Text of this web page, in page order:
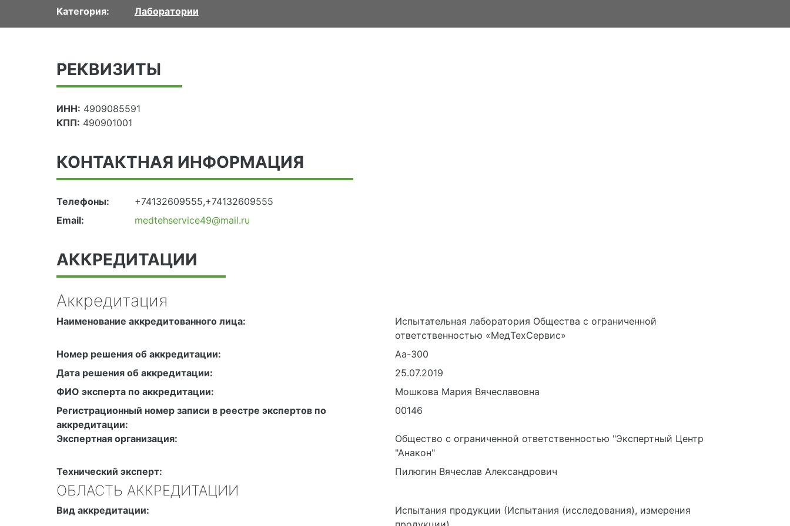
Категория: Лаборатории
РЕКВИЗИТЫ
ИНН: 4909085591
КПП: 490901001
КОНТАКТНАЯ ИНФОРМАЦИЯ
Телефоны:
+74132609555,+74132609555
Email:
medtehservice49@mail.ru
АККРЕДИТАЦИИ
Аккредитация
Наименование аккредитованного лица:
Испытательная лаборатория Общества с ограниченной
ответственностью «МедТехСервис»
Номер решения об аккредитации:
Аа-300
Дата решения об аккредитации:
25.07.2019
ФИО эксперта по аккредитации:
Мошкова Мария Вячеславовна
Регистрационный номер записи в реестре экспертов по
аккредитации:
00146
Экспертная организация:
Общество с ограниченной ответственностью "Экспертный Центр
"Анакон"
Технический эксперт:
Пилюгин Вячеслав Александрович
ОБЛАСТЬ АККРЕДИТАЦИИ
Вид аккредитации:
Испытания продукции (Испытания (исследования), измерения